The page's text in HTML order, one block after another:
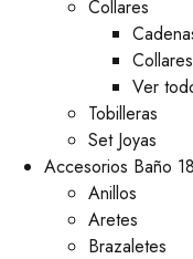
Collares
Ver
Tobilleras
Set Joyas
Accesorios Baño
Anillos
Aretes
Brazaletes